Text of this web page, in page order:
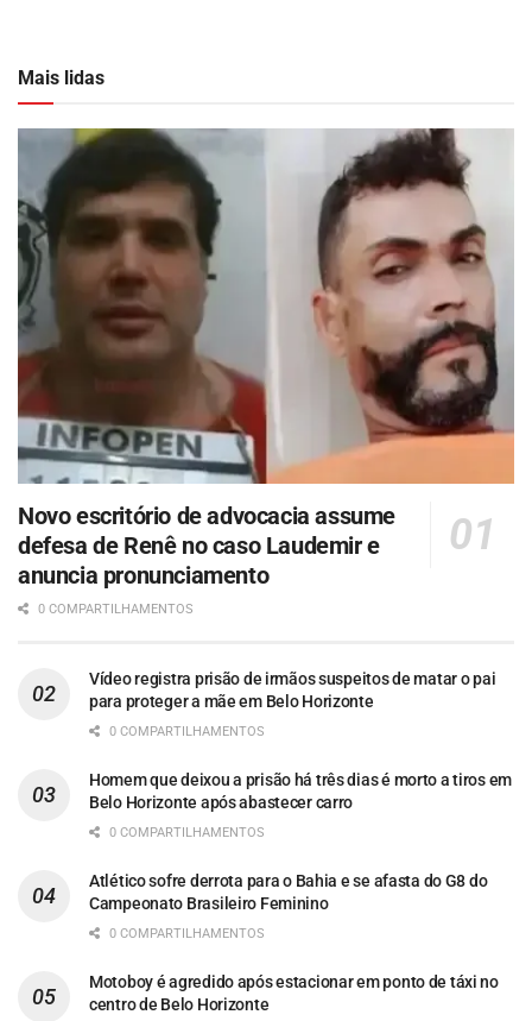
Mais lidas
Novo escritório de advocacia assume
defesa de Renê no caso Laudemir e
anuncia pronunciamento
0 COMPARTILHAMENTOS
Vídeo registra prisão de irmãos suspeitos de matar o pai
para proteger a mãe em Belo Horizonte
0 COMPARTILHAMENTOS
Homem que deixou a prisão há três dias é morto a tiros em
Belo Horizonte após abastecer carro
0 COMPARTILHAMENTOS
Atlético sofre derrota para o Bahia e se afasta do G8 do
Campeonato Brasileiro Feminino
0 COMPARTILHAMENTOS
Motoboy é agredido após estacionar em ponto de táxi no
centro de Belo Horizonte